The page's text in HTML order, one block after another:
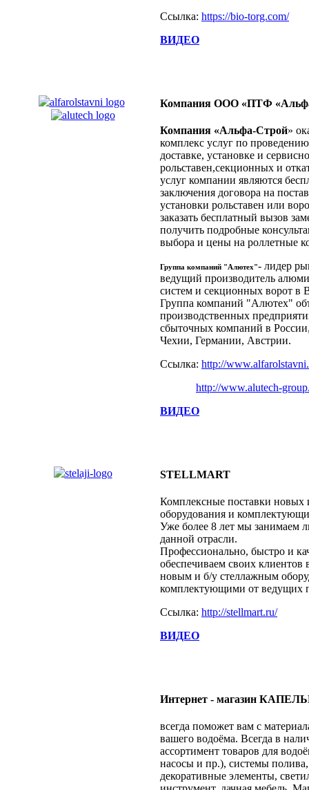
Ссылка: https://bio-torg.com/
ВИДЕО
Компания ООО «ПТФ
Компания «Альфа-Строй»
комплекс услуг по
доставке, установке и
рольставен,секционных и
услуг компании являются
заключения договора на
установки рольставен или
заказать бесплатный вызов
получить подробные
выбора и цены на роллетные
Группа компаний "Алютех"- лидер
ведущий производитель
систем и секционных ворот в
Группа компаний "Алютех"
производственных
сбыточных компаний в
Чехии, Германии, Австрии.
Ссылка: http://
http://www.alutech-
ВИДЕО
STELLMART
Комплексные поставки новых
оборудования и
Уже более 8 лет мы занимаем
данной отрасли.
Профессионально, быстро и
обеспечиваем своих клиентов
новым и б/у стеллажным
комплектующими от ведущих
Ссылка: http://stellmart.ru/
ВИДЕО
Интернет - магазин
всегда поможет вам с
вашего водоёма. Всегда в
ассортимент товаров для
насосы и пр.), системы
декоративные элементы,